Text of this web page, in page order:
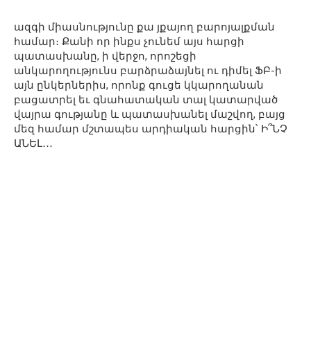
ազգի միասնությունը քա յքայող բարոյալքման
համար։ Քանի որ ինքս չունեմ այս հարցի
պատասխանը, ի վերջո, որոշեցի
անկարողությունս բարձրաձայնել ու դիմել ՖԲ-ի
այն ընկերներիս, որոնք գուցե կկարողանան
բացատրել եւ գնահատական տալ կատարված
վայրա գությանը և պատասխանել մաշվող, բայց
մեզ համար մշտապես արդիական հարցին՝ Ի՞ՆՉ
ԱՆԵԼ․․․